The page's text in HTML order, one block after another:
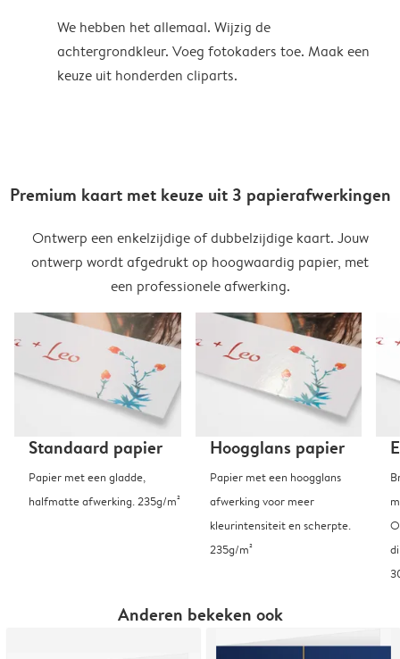
We hebben het allemaal. Wijzig de
achtergrondkleur. Voeg fotokaders toe. Maak een
keuze uit honderden cliparts.
Premium kaart met keuze uit 3 papierafwerkingen
Ontwerp een enkelzijdige of dubbelzijdige kaart. Jouw
ontwerp wordt afgedrukt op hoogwaardig papier, met
een professionele afwerking.
Standaard papier
Papier met een gladde,
halfmatte afwerking. 235g/m²
Hoogglans papier
Papier met een hoogglans
afwerking voor meer
kleurintensiteit en scherpte.
235g/m²
Anderen bekeken ook